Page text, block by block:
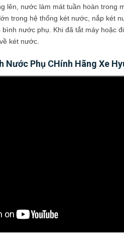
lên, nước làm mát tuần hoàn trong
trong hệ thống két nước, nắp két
bình nước phụ. Khi đã tắt máy hoặc
két nước.
Phụ CHính Hãng Xe